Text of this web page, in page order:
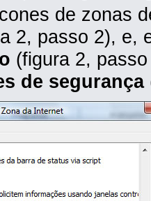
de zonas
2, passo 2), e,
(figura 2,
de segurança